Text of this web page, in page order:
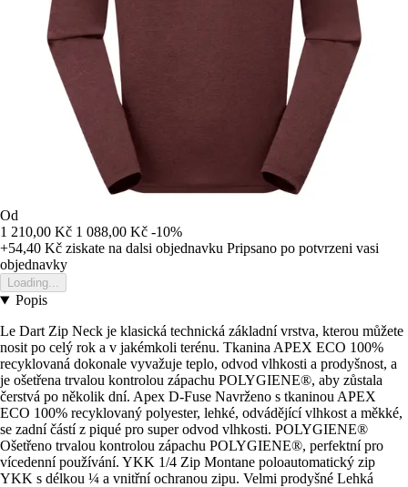
Od
1 210,00 Kč 1 088,00 Kč -10%
+54,40 Kč ziskate na dalsi objednavku Pripsano po potvrzeni vasi
objednavky
Loading...
Popis
Le Dart Zip Neck je klasická technická základní vrstva, kterou můžete
nosit po celý rok a v jakémkoli terénu. Tkanina APEX ECO 100%
recyklovaná dokonale vyvažuje teplo, odvod vlhkosti a prodyšnost, a
je ošetřena trvalou kontrolou zápachu POLYGIENE®, aby zůstala
čerstvá po několik dní. Apex D-Fuse Navrženo s tkaninou APEX
ECO 100% recyklovaný polyester, lehké, odvádějící vlhkost a měkké,
se zadní částí z piqué pro super odvod vlhkosti. POLYGIENE®
Ošetřeno trvalou kontrolou zápachu POLYGIENE®, perfektní pro
vícedenní používání. YKK 1/4 Zip Montane poloautomatický zip
YKK s délkou ¼ a vnitřní ochranou zipu. Velmi prodyšné Lehká